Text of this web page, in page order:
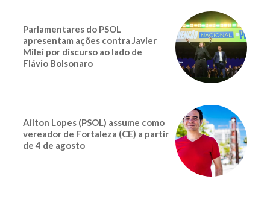
Parlamentares do PSOL
apresentam ações contra Javier
Milei por discurso ao lado de
Flávio Bolsonaro
Ailton Lopes (PSOL) assume como
vereador de Fortaleza (CE) a partir
de 4 de agosto